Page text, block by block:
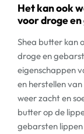
Het kan ook
voor droge
Shea butter kan
droge en
eigenschappen
en herstellen
weer zacht en
butter op de
gebarsten